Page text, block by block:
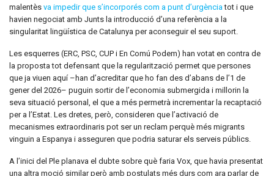
malentès va impedir que s’incorporés com a punt d’urgència tot i que
havien negociat amb Junts la introducció d’una referència a la
singularitat lingüística de Catalunya per aconseguir el seu suport.
Les esquerres (ERC, PSC, CUP i En Comú Podem) han votat en contra de
la proposta tot defensant que la regularització permet que persones
que ja viuen aquí –han d’acreditar que ho fan des d’abans de l’1 de
gener del 2026– puguin sortir de l’economia submergida i millorin la
seva situació personal, el que a més permetrà incrementar la recaptació
per a l’Estat. Les dretes, però, consideren que l’activació de
mecanismes extraordinaris pot ser un reclam perquè més migrants
vinguin a Espanya i asseguren que podria saturar els serveis públics.
A l’inici del Ple planava el dubte sobre què faria Vox, que havia presentat
una altra moció similar però amb postulats més durs com ara parlar de